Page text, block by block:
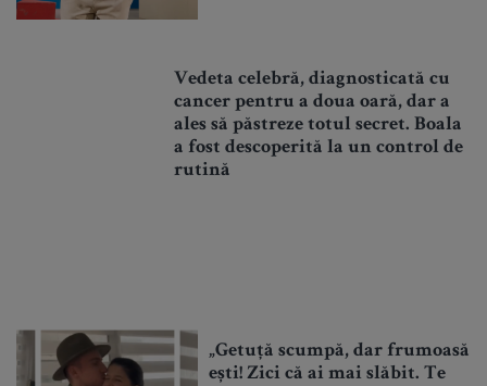
Vedeta celebră, diagnosticată cu
cancer pentru a doua oară, dar a
ales să păstreze totul secret. Boala
a fost descoperită la un control de
rutină
„Getuță scumpă, dar frumoasă
ești! Zici că ai mai slăbit. Te